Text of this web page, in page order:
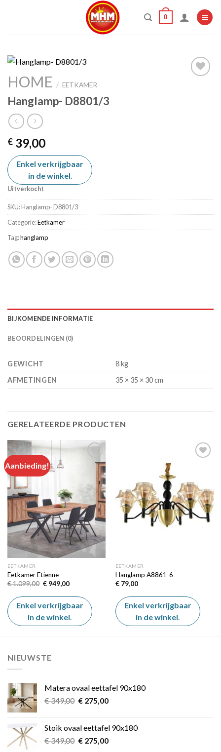
0
HOME / EETKAMER
Hanglamp- D8801/3
€ 39,00
Enkel verkrijgbaar
in de winkel.
Uitverkocht
SKU:Hanglamp- D8801/3
Categorie:Eetkamer
Tag:hanglamp
BIJKOMENDE INFORMATIE
BEOORDELINGEN (0)
GEWICHT
8 kg
AFMETINGEN
35 × 35 × 30 cm
GERELATEERDE PRODUCTEN
Aanbieding!
Add to
wishlist
EETKAMER
Eetkamer Etienne
€1.099,00 Oorspronkelijke
was:
€ 1.099,00.
€949,00Huidige
is:
€ 949,00.
Enkel verkrijgbaar
in de winkel.
Add to
wishlist
EETKAMER
Hanglamp A8861-6
€79,00
Enkel verkrijgbaar
in de winkel.
NIEUWSTE
Matera ovaal eettafel 90x180
€349,00 Oorspronkelijke
€ 349,00.
€275,00Huidige
€ 275,00.
Stoik ovaal eettafel 90x180
€349,00 Oorspronkelijke
€275,00Huidige